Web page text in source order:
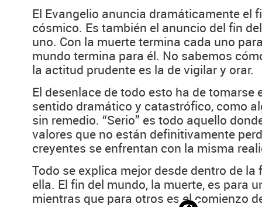
El Evangelio anuncia dramáticamente el
cósmico. Es también el anuncio del fin
uno. Con la muerte termina cada uno
mundo termina para él. No sabemos
la actitud prudente es la de vigilar y orar.
El desenlace de todo esto ha de tomarse
sentido dramático y catastrófico, como
sin remedio. “Serio” es todo aquello
valores que no están definitivamente
creyentes se enfrentan con la misma
Todo se explica mejor desde dentro de la
ella. El fin del mundo, la muerte, es para
mientras que para otros es el comienzo